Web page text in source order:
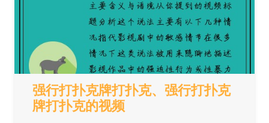
强行打扑克牌打扑克、强行打扑克
牌打扑克的视频